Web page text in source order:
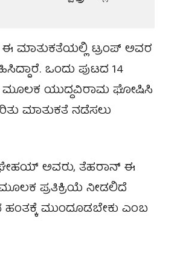
ಈ ಮಾತುಕತೆಯಲ್ಲಿ ಟ್ರಂಪ್ ಅವರ
ಒಂದು ಪುಟದ 14
ಮೂಲಕ ಯುದ್ಧವಿರಾಮ ಘೋಷಿಸಿ
ಮಾತುಕತೆ ನಡೆಸಲು
ಅವರು, ತೆಹರಾನ್ ಈ
ಮೂಲಕ ಪ್ರತಿಕ್ರಿಯೆ ನೀಡಲಿದೆ
ಹಂತಕ್ಕೆ ಮುಂದೂಡಬೇಕು ಎಂಬ